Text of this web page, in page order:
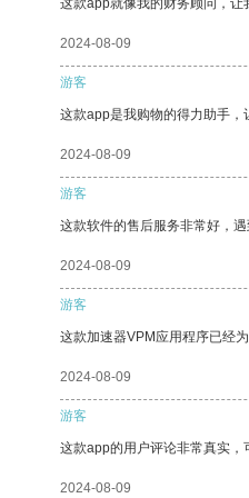
这款app就像我的财务顾问，让
2024-08-09
游客
这款app是我购物的得力助手
2024-08-09
游客
这款软件的售后服务非常好，遇
2024-08-09
游客
这款加速器VPM应用程序已经
2024-08-09
游客
这款app的用户评论非常真实，
2024-08-09